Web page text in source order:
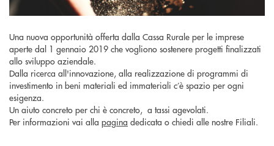
Una nuova opportunità offerta dalla Cassa Rurale per le imprese
aperte dal 1 gennaio 2019 che vogliono sostenere progetti finalizzati
allo sviluppo aziendale.
Dalla ricerca all'innovazione, alla realizzazione di programmi di
investimento in beni materiali ed immateriali c’è spazio per ogni
esigenza.
Un aiuto concreto per chi è concreto, a tassi agevolati.
Per informazioni vai alla pagina dedicata o chiedi alle nostre Filiali.